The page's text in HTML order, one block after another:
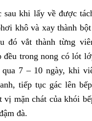
sau khi lấy về được
khô và xay thành
đó vắt thành từng
đều trong nong có lót
7 – 10 ngày, khi
tiếp tục gác lên
vị mặn chát của khói
đà.